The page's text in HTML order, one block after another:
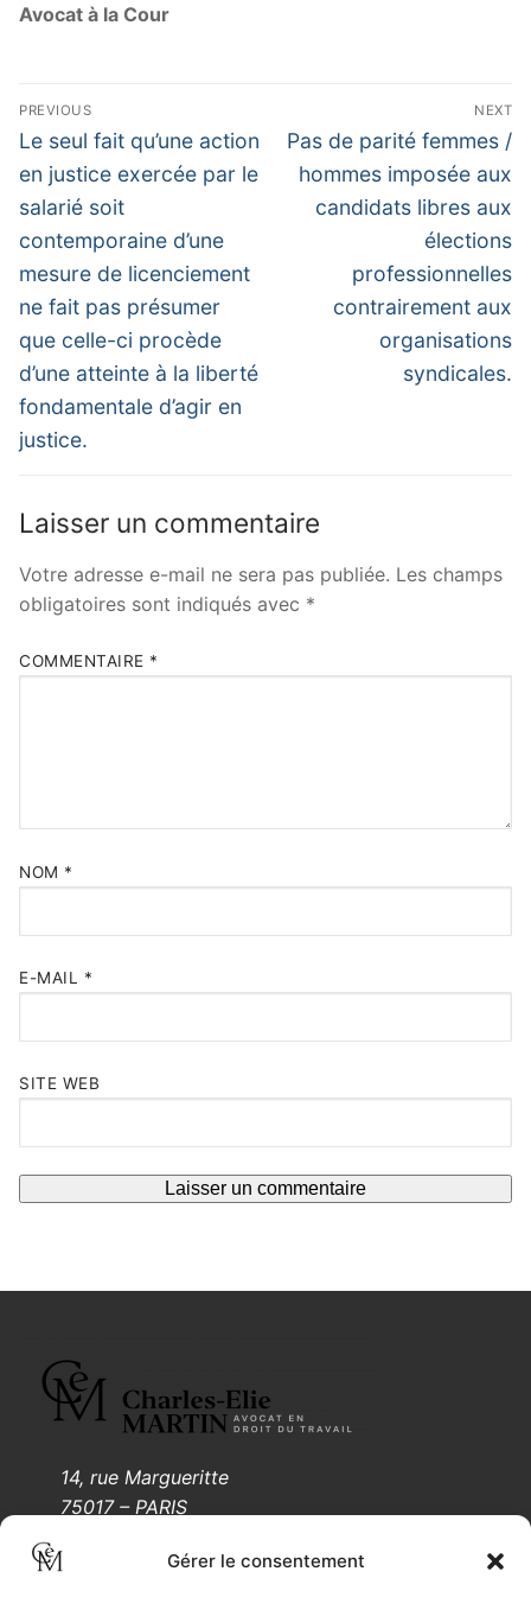
Gérer le consentement
Avocat à la Cour
PREVIOUS
Le seul fait qu’une action
en justice exercée par le
salarié soit
contemporaine d’une
mesure de licenciement
ne fait pas présumer
que celle-ci procède
d’une atteinte à la liberté
fondamentale d’agir en
justice.
NEXT
Pas de parité femmes /
hommes imposée aux
candidats libres aux
élections
professionnelles
contrairement aux
organisations
syndicales.
Laisser un commentaire
Votre adresse e-mail ne sera pas publiée. Les champs
obligatoires sont indiqués avec *
COMMENTAIRE *
NOM *
E-MAIL *
SITE WEB
14, rue Margueritte
75017 – PARIS
Tél.: 01 88 61 55 05